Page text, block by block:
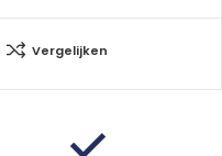
Vergelijken